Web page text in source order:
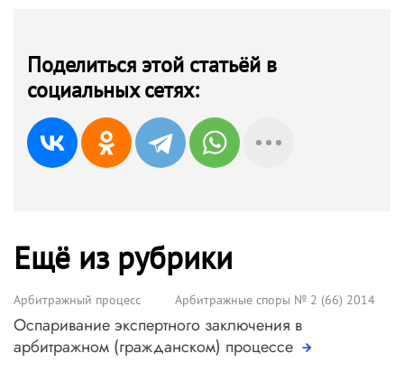
Поделиться этой статьёй в
социальных сетях:
Ещё из рубрики
Арбитражный процесс Арбитражные споры № 2 (66) 2014
Оспаривание экспертного заключения в
арбитражном (гражданском) процессе